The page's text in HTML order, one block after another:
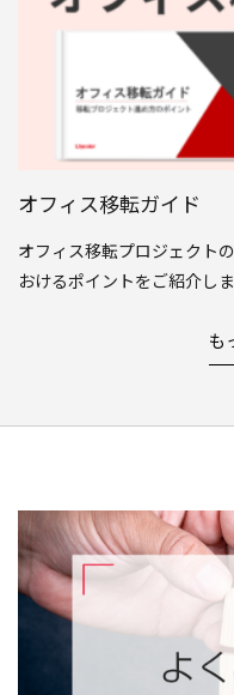
オフィス移転ガイド
オフィス移転プロジェクト
おけるポイントをご紹介しま
も